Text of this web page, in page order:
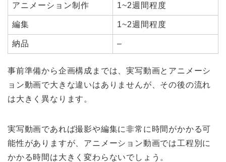
アニメーション制作 1~2週間程度
編集 1~2週間程度
納品 –
事前準備から企画構成までは、実写動画とアニメーシ
ョン動画で大きな違いはありませんが、その後の流れ
は大きく異なります。
実写動画であれば撮影や編集に非常に時間がかかる可
能性がありますが、アニメーション動画では工程別に
かかる時間は大きく変わらないでしょう。